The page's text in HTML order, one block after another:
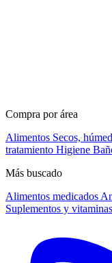
Compra por área
Alimentos Secos,
tratamiento Higiene
Más buscado
Alimentos medicados
Suplementos y vitaminas